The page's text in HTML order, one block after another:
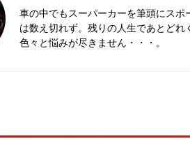
車の中でもスーパーカーを筆頭にス
は数え切れず。残りの人生であとどれ
色々と悩みが尽きません・・・。